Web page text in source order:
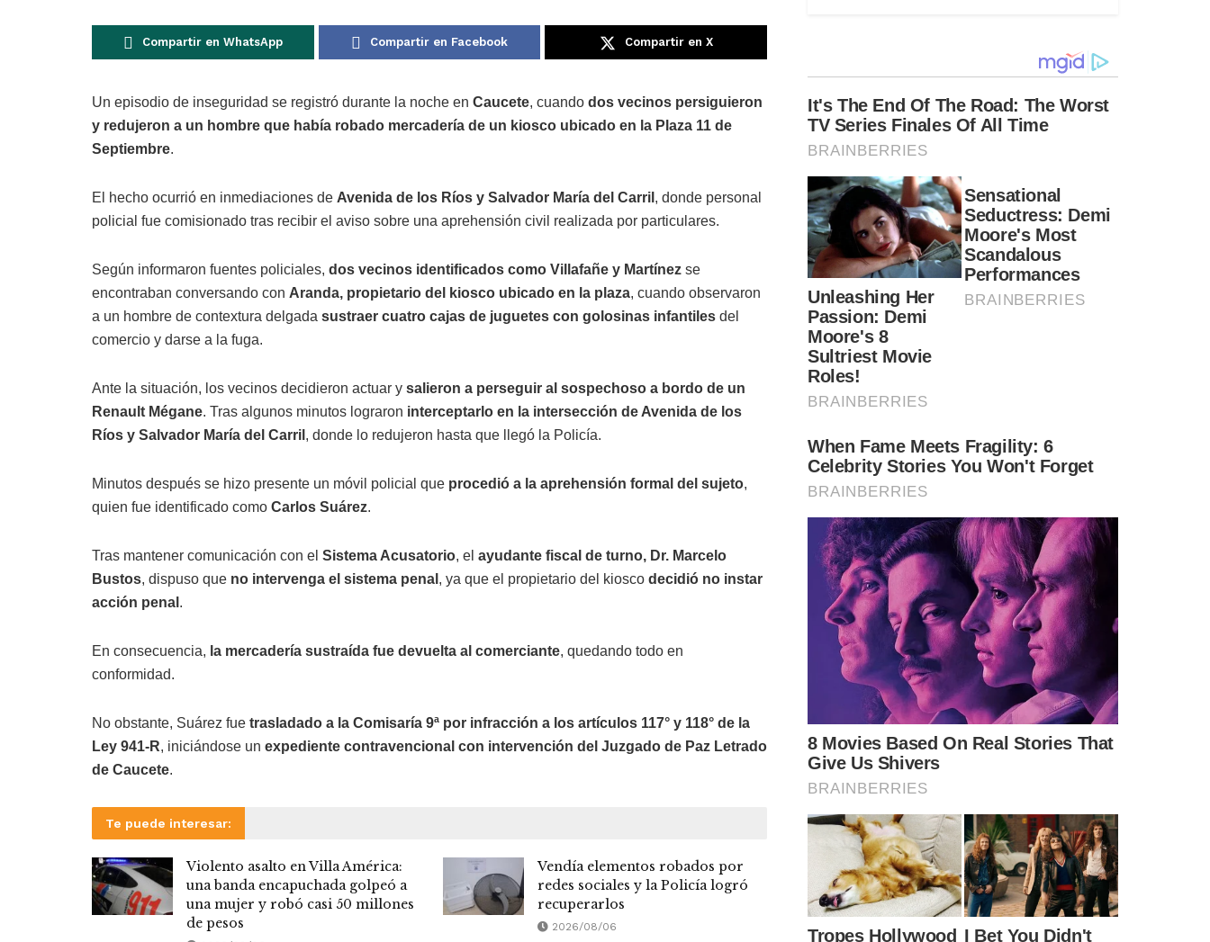
Compartir en WhatsApp Compartir en Facebook Compartir en X
Un episodio de inseguridad se registró durante la noche en Caucete, cuando dos vecinos persiguieron
y redujeron a un hombre que había robado mercadería de un kiosco ubicado en la Plaza 11 de
Septiembre.
El hecho ocurrió en inmediaciones de Avenida de los Ríos y Salvador María del Carril , donde personal
policial fue comisionado tras recibir el aviso sobre una aprehensión civil realizada por particulares.
Según informaron fuentes policiales, dos vecinos identificados como Villafañe y Martínez se
encontraban conversando con Aranda, propietario del kiosco ubicado en la plaza, cuando observaron
a un hombre de contextura delgada sustraer cuatro cajas de juguetes con golosinas infantiles del
comercio y darse a la fuga.
Ante la situación, los vecinos decidieron actuar y salieron a perseguir al sospechoso a bordo de un
Renault Mégane. Tras algunos minutos lograron interceptarlo en la intersección de Avenida de los
Ríos y Salvador María del Carril , donde lo redujeron hasta que llegó la Policía.
Minutos después se hizo presente un móvil policial que procedió a la aprehensión formal del sujeto,
quien fue identificado como Carlos Suárez.
Tras mantener comunicación con el Sistema Acusatorio, el ayudante fiscal de turno, Dr. Marcelo
Bustos, dispuso que no intervenga el sistema penal , ya que el propietario del kiosco decidió no instar
acción penal .
En consecuencia, la mercadería sustraída fue devuelta al comerciante, quedando todo en
conformidad.
No obstante, Suárez fue trasladado a la Comisaría 9ª por infracción a los artículos 117° y 118° de la
Ley 941-R, iniciándose un expediente contravencional con intervención del Juzgado de Paz Letrado
de Caucete.
Te puede interesar:
Violento asalto en Villa América:
una banda encapuchada golpeó a
una mujer y robó casi 50 millones
de pesos
Vendía elementos robados por
redes sociales y la Policía logró
recuperarlos
2026/08/06